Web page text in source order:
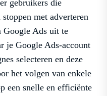
gebruikers die
met adverteren
Google Ads uit te
je Google Ads-account
selecteren en deze
het volgen van enkele
een snelle en efficiënte